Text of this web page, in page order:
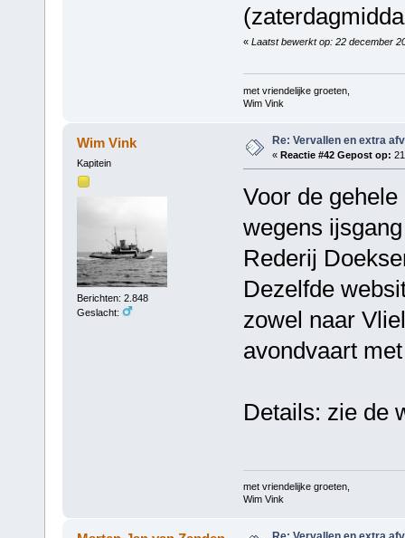
« Laatst bewerkt op: 22 december
met vriendelijke groeten,
Wim Vink
Wim Vink
Kapitein
Berichten: 2.848
Geslacht:
Re: Vervallen en extra
« Reactie #42 Gepost op:
Voor de
wegens
Rederij
Dezelfde
zowel naar
avondvaart
Details: zie de
met vriendelijke groeten,
Wim Vink